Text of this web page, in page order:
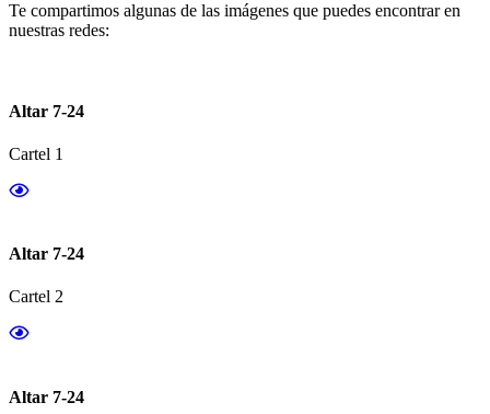
Te compartimos algunas de las imágenes que puedes encontrar en
nuestras redes:
Altar 7-24
Cartel 1
Altar 7-24
Cartel 2
Altar 7-24